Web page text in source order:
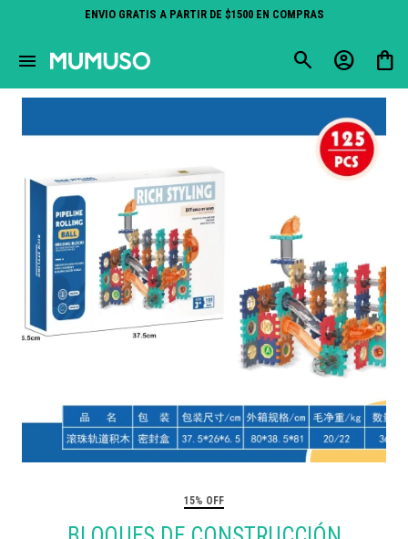
ENVIO GRATIS A PARTIR DE $1500 EN COMPRAS
menu
15% OFF
close